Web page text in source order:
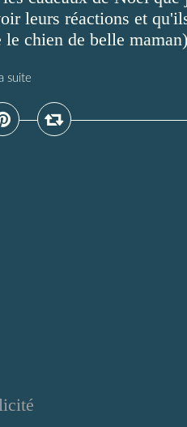
leurs réactions et
chien de belle
suite